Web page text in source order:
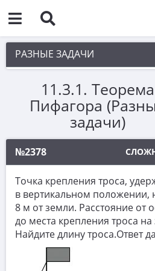
РАЗНЫЕ ЗАДАЧИ
1. Чётность
2. Делимость
4. Комбинаторика
6. Вычисления
7. Уравнения
8. Планиметрия
9. Стереометрия
11.3.1. Теорема
Пифагора
задачи)
№2378
Точка креп­ле­ния троса,
в вер­ти­каль­ном по­ло­же­нии,
8 м от земли. Рас­сто­я­ние от
до места креп­ле­ния троса
Най­ди­те длину троса.Ответ